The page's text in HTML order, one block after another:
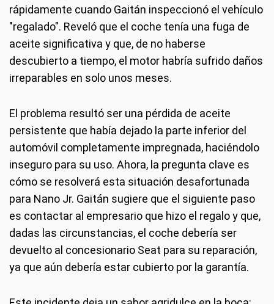
rápidamente cuando Gaitán inspeccionó el vehículo
"regalado". Reveló que el coche tenía una fuga de
aceite significativa y que, de no haberse
descubierto a tiempo, el motor habría sufrido daños
irreparables en solo unos meses.
El problema resultó ser una pérdida de aceite
persistente que había dejado la parte inferior del
automóvil completamente impregnada, haciéndolo
inseguro para su uso. Ahora, la pregunta clave es
cómo se resolverá esta situación desafortunada
para Nano Jr. Gaitán sugiere que el siguiente paso
es contactar al empresario que hizo el regalo y que,
dadas las circunstancias, el coche debería ser
devuelto al concesionario Seat para su reparación,
ya que aún debería estar cubierto por la garantía.